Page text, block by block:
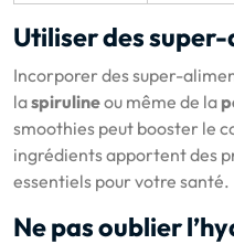
Utiliser des
Incorporer des super-
laspirulineou même de la
smoothies peut booster le
ingrédients apportent des
essentiels pour votre santé.
Ne pas oublier